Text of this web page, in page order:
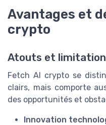
Avantages et
crypto
Atouts et
Fetch AI crypto se
clairs, mais comporte
des opportunités et
Innovation